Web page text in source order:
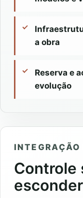
a obra
Reserva e
evolução
INTEGRAÇÃO
Controle